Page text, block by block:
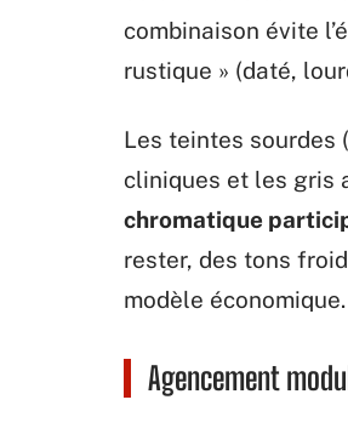
combinaison évite
rustique » (daté,
Les teintes sourdes
cliniques et les gris
chromatique
rester, des tons
modèle économique.
Agencement